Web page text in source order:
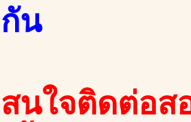
กัน
สนใจติดต่อส